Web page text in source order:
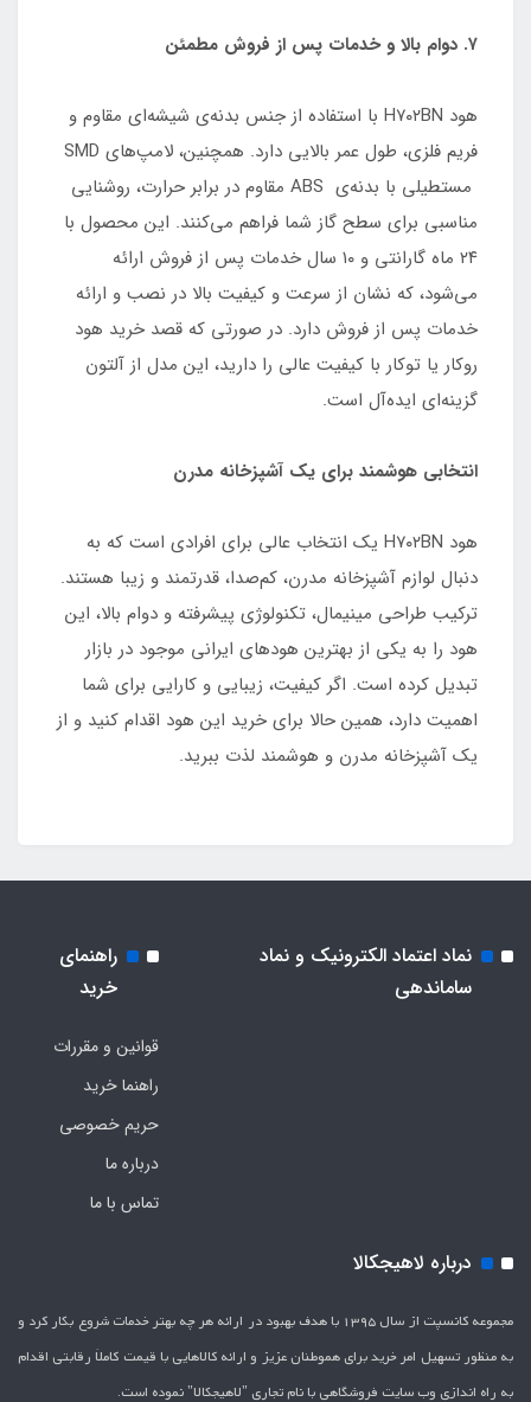
۷. دوام بالا و خدمات پس از فروش مطمئن
هود H۷۰۲BN با استفاده از جنس بدنه‌ی شیشه‌ای مقاوم و
فریم فلزی، طول عمر بالایی دارد. همچنین، لامپ‌های SMD
مستطیلی با بدنه‌ی ABS مقاوم در برابر حرارت، روشنایی
مناسبی برای سطح گاز شما فراهم می‌کنند. این محصول با
۲۴ ماه گارانتی و ۱۰ سال خدمات پس از فروش ارائه
می‌شود، که نشان از سرعت و کیفیت بالا در نصب و ارائه
خدمات پس از فروش دارد. در صورتی که قصد خرید هود
روکار یا توکار با کیفیت عالی را دارید، این مدل از آلتون
گزینه‌ای ایده‌آل است.
انتخابی هوشمند برای یک آشپزخانه مدرن
هود H۷۰۲BN یک انتخاب عالی برای افرادی است که به
دنبال لوازم آشپزخانه مدرن، کم‌صدا، قدرتمند و زیبا هستند.
ترکیب طراحی مینیمال، تکنولوژی پیشرفته و دوام بالا، این
هود را به یکی از بهترین هودهای ایرانی موجود در بازار
تبدیل کرده است. اگر کیفیت، زیبایی و کارایی برای شما
اهمیت دارد، همین حالا برای خرید این هود اقدام کنید و از
یک آشپزخانه مدرن و هوشمند لذت ببرید.
نماد اعتماد الکترونیک و نماد
ساماندهی
راهنمای
خرید
قوانین و مقررات
راهنما خرید
حریم خصوصی
درباره ما
تماس با ما
درباره لاهیجکالا
مجموعه کانسپت از سال 1395 با هدف بهبود در ارائه هر چه بهتر خدمات شروع بکار کرد و
به منظور تسهیل امر خرید برای هموطنان عزیز و ارائه کالاهایی با قیمت کاملاَ رقابتی اقدام
به راه اندازی وب سایت فروشگاهی با نام تجاری "لاهیج­کالا" نموده است.